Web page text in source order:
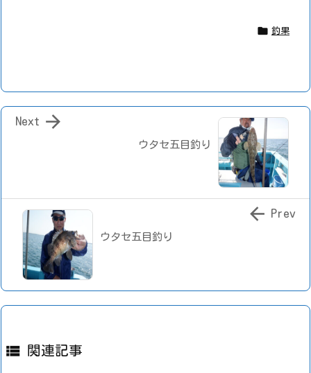
 釣果
ウタセ五目釣り

Next
ウタセ五目釣り
 Prev
 関連記事